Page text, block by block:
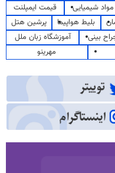
شیمیایی
قیمت ایمپلنت
بلیط هواپیما
پرشین هتل
بینی
آموزشگاه زبان ملل
مهرینو